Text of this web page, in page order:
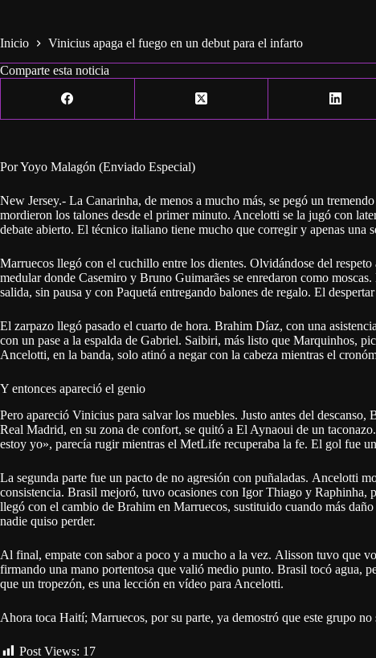
Inicio
Vinicius apaga el fuego en un debut para el infarto
Comparte esta noticia
Por Yoyo Malagón (Enviado Especial)
New Jersey.- La Canarinha, de menos a mucho más, se pegó un
mordieron los talones desde el primer minuto. Ancelotti se la jugó con
debate abierto. El técnico italiano tiene mucho que corregir y apenas una
Marruecos llegó con el cuchillo entre los dientes. Olvidándose del
medular donde Casemiro y Bruno Guimarães se enredaron como
salida, sin pausa y con Paquetá entregando balones de regalo. El
El zarpazo llegó pasado el cuarto de hora. Brahim Díaz, con una
con un pase a la espalda de Gabriel. Saibiri, más listo que Marquinhos,
Ancelotti, en la banda, solo atinó a negar con la cabeza mientras el
Y entonces apareció el genio
Pero apareció Vinicius para salvar los muebles. Justo antes del
Real Madrid, en su zona de confort, se quitó a El Aynaoui de un
estoy yo», parecía rugir mientras el MetLife recuperaba la fe. El gol fue
La segunda parte fue un pacto de no agresión con puñaladas. Ancelotti
consistencia. Brasil mejoró, tuvo ocasiones con Igor Thiago y Raphinha,
llegó con el cambio de Brahim en Marruecos, sustituido cuando más
nadie quiso perder.
Al final, empate con sabor a poco y a mucho a la vez. Alisson tuvo que
firmando una mano portentosa que valió medio punto. Brasil tocó agua,
que un tropezón, es una lección en vídeo para Ancelotti.
Ahora toca Haití; Marruecos, por su parte, ya demostró que este grupo no
Post Views: 17